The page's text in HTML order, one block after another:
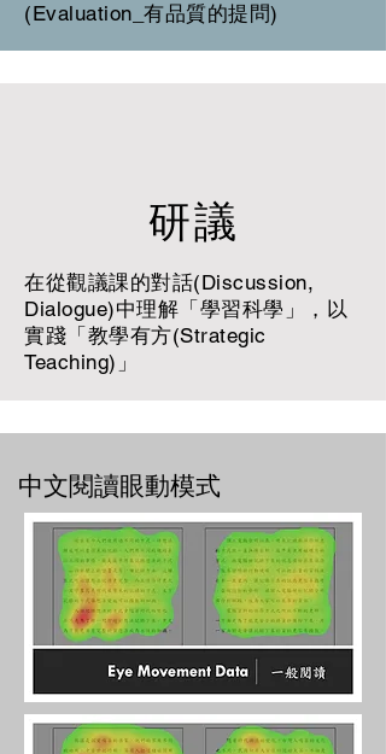
中文閱讀眼動模式
(Evaluation_有品質的提問)
研議
在從觀議課的對話(Discussion,
Dialogue)中理解「學習科學」，以
實踐「教學有方(Strategic
Teaching)」